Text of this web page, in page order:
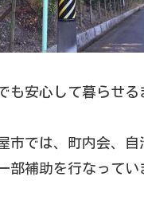
も安心して暮らせる
市では、町内会、自
部補助を行なってい